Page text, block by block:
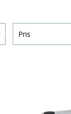
Pris